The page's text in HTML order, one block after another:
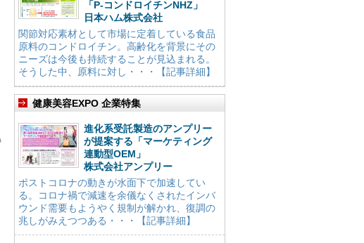
「P-コンドロイチンNHZ」
日本ハム株式会社
関節対応素材として市場に定着している食品
原料のコンドロイチン。高齢化を背景にその
ニーズは今後も持続することが見込まれる。
そうした中、原料に対し・・・【記事詳細】
健康美容EXPO 企業特集
進化系受託製造のアンプリー
が提案する「マーケティング
連動型OEM」
株式会社アンプリー
ポストコロナの動きが水面下で加速してい
る。コロナ禍で減速を余儀なくされたインバ
ウンド需要もようやく規制が解かれ、復調の
兆しがみえつつある・・・【記事詳細】